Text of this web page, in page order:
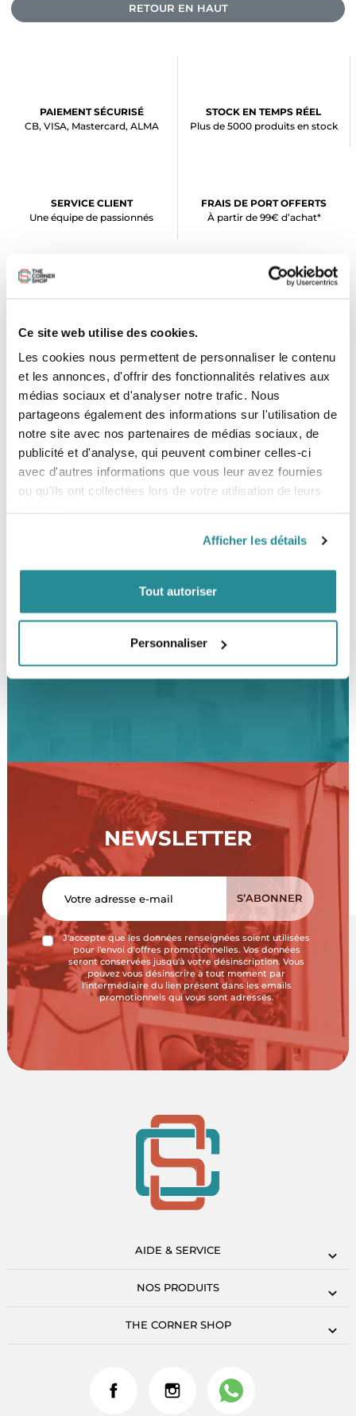
Ce site web utilise des cookies.
Les cookies nous permettent de personnaliser le contenu
et les annonces, d'offrir des fonctionnalités relatives aux
médias sociaux et d'analyser notre trafic. Nous
partageons également des informations sur l'utilisation de
notre site avec nos partenaires de médias sociaux, de
publicité et d'analyse, qui peuvent combiner celles-ci
avec d'autres informations que vous leur avez fournies
ou qu'ils ont collectées lors de votre utilisation de leurs
Afficher les détails
Tout autoriser
Personnaliser
RETOUR EN HAUT
PAIEMENT SÉCURISÉ
CB, VISA, Mastercard, ALMA
STOCK EN TEMPS RÉEL
Plus de 5000 produits en stock
SERVICE CLIENT
Une équipe de passionnés
FRAIS DE PORT OFFERTS
À partir de 99€ d’achat*
LE SHOP
The Corner Shop Boulogne
28 rue de l'Est
92100 Boulogne-Billancourt
LOCALISER
BESOIN D’UN CONSEIL ?
06 72 10 11 51
11h-13h / 14h-19h
NEWSLETTER
J'accepte que les données renseignées soient utilisées
pour l'envoi d'offres promotionnelles. Vos données
seront conservées jusqu'à votre désinscription. Vous
pouvez vous désinscrire à tout moment par
l'intermédiaire du lien présent dans les emails
promotionnels qui vous sont adressés.
AIDE & SERVICE
NOS PRODUITS
THE CORNER SHOP